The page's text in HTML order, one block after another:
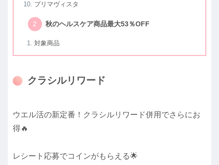
プリマヴィスタ
秋のヘルスケア商品最大53％OFF
対象商品
クラシルリワード
ウエル活の新定番！クラシルリワード併用でさらにお
得🔥
レシート応募でコインがもらえる🌟